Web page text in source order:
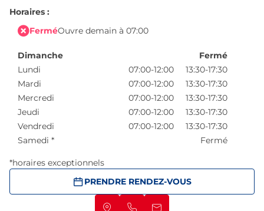
Horaires :
FerméOuvre demain à 07:00
Dimanche
Fermé
Lundi
07:00-12:00
13:30-17:30
Mardi
07:00-12:00
13:30-17:30
Mercredi
07:00-12:00
13:30-17:30
Jeudi
07:00-12:00
13:30-17:30
Vendredi
07:00-12:00
13:30-17:30
Samedi * Fermé
*horaires exceptionnels
PRENDRE RENDEZ-VOUS